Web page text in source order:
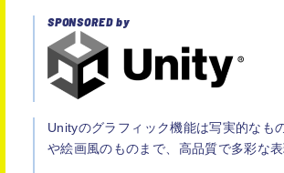
SPONSORED by
Unityのグラフィック機能は写実的なも
や絵画風のものまで、高品質で多彩な表